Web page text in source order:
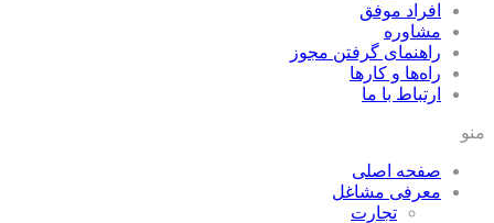
افراد موفق
مشاوره
راهنمای گرفتن مجوز
راه‌ها و كارها
ارتباط با ما
منو
صفحه اصلی
معرفی مشاغل
تجارت